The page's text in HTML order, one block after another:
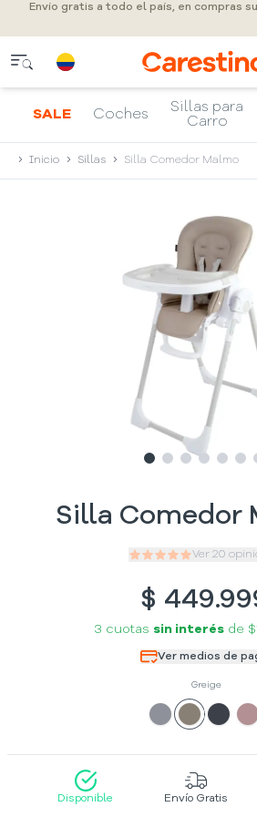
Envío gratis a todo el país, en compras
SALE Coches
Sillas para
Carro
Inicio Sillas Silla Comedor Malmo
Slide1
Slide2
Slide3
Slide4
Silla Comedor
Ver 20
$
3 cuotas sin interés de
Ver medios de
Greige
Disponible Envío Gratis